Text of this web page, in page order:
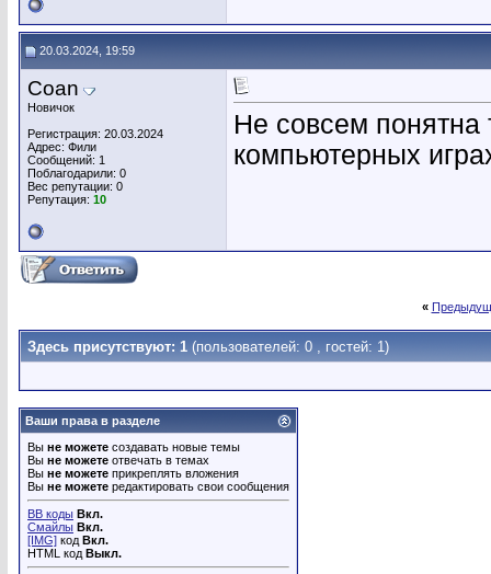
20.03.2024, 19:59
Coan
Новичок
Регистрация: 20.03.2024
Адрес: Фили
Сообщений: 1
Поблагодарили: 0
Вес репутации: 0
Репутация: 10
Не совсем понятна
компьютерных
«
Здесь присутствуют: 1 (пользователей: 0 , гостей: 1)
Ваши права в разделе
Вы не можете создавать новые темы
Вы не можете отвечать в темах
Вы не можете прикреплять вложения
Вы не можете редактировать свои сообщения
BB коды Вкл.
Смайлы Вкл.
[IMG] код Вкл.
HTML код Выкл.